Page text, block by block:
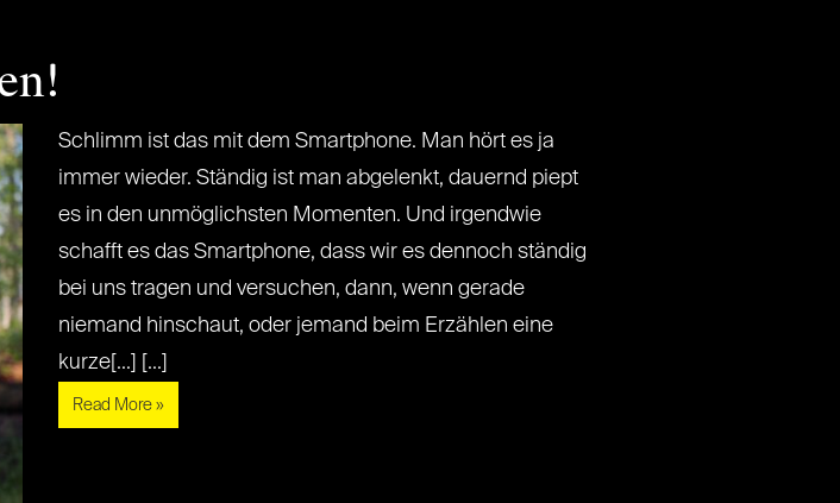
Schlimm ist das mit dem Smartphone. Man hört es ja
immer wieder. Ständig ist man abgelenkt, dauernd piept
es in den unmöglichsten Momenten. Und irgendwie
schafft es das Smartphone, dass wir es dennoch ständig
bei uns tragen und versuchen, dann, wenn gerade
niemand hinschaut, oder jemand beim Erzählen eine
kurze[...] [...]
Read More »